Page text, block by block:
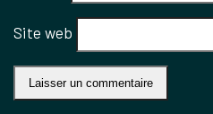
Site web